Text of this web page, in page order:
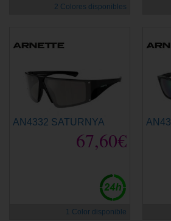
2 Colores disponibles
AN4332 SATURNYA
67,60€
1 Color disponible